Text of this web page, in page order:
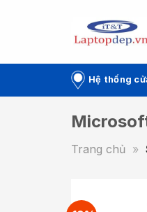
Hệ thống
Trang chủ »